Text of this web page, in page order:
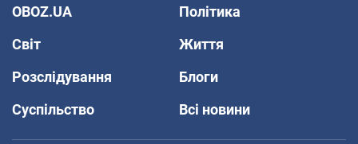
OBOZ.UA
Політика
Світ
Життя
Розслідування
Блоги
Суспільство
Всі новини